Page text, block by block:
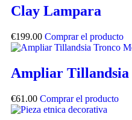
Clay Lampara
€199.00 Comprar el producto
Ampliar Tillandsia
€61.00 Comprar el producto